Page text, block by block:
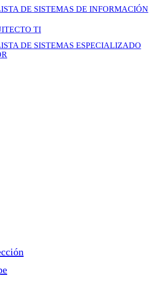
DE SISTEMAS DE INFORMACIÓN
TI
DE SISTEMAS ESPECIALIZADO